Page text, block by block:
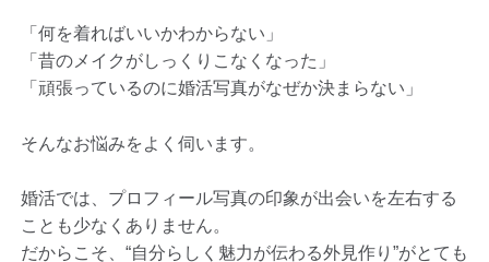
「何を着ればいいかわからない」
「昔のメイクがしっくりこなくなった」
「頑張っているのに婚活写真がなぜか決まらない」
そんなお悩みをよく伺います。
婚活では、プロフィール写真の印象が出会いを左右する
ことも少なくありません。
だからこそ、“自分らしく魅力が伝わる外見作り”がとても